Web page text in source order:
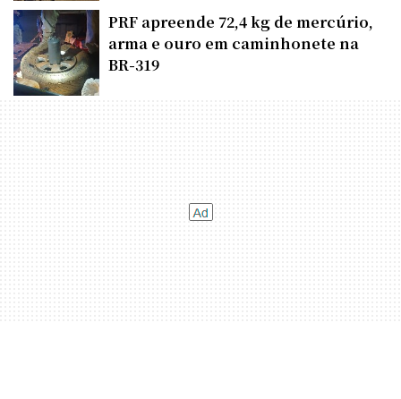
PRF apreende 72,4 kg de mercúrio,
arma e ouro em caminhonete na
BR-319